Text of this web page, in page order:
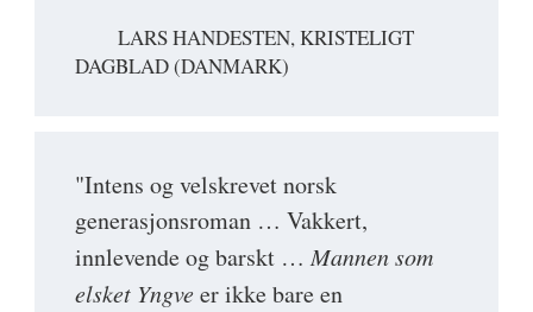
LARS HANDESTEN, KRISTELIGT
DAGBLAD (DANMARK)
"Intens og velskrevet norsk
generasjonsroman … Vakkert,
innlevende og barskt …Mannen som
elsket Yngveer ikke bare en